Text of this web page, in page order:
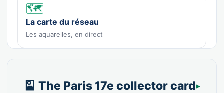
🗺️
La carte du réseau
Les aquarelles, en direct
🎴 The Paris 17e collector card